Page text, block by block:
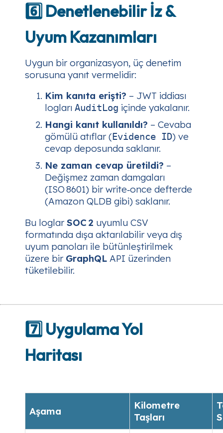
6️⃣ Denetlenebilir İz &
Uyum Kazanımları
Uygun bir organizasyon, üç denetim
sorusuna yanıt vermelidir:
Kim kanıta erişti? – JWT iddiası
logları AuditLog içinde yakalanır.
Hangi kanıt kullanıldı? – Cevaba
gömülü atıflar (Evidence ID) ve
cevap deposunda saklanır.
Ne zaman cevap üretildi? –
Değişmez zaman damgaları
(ISO 8601) bir write‑once defterde
(Amazon QLDB gibi) saklanır.
Bu loglar SOC 2 uyumlu CSV
formatında dışa aktarılabilir veya dış
uyum panoları ile bütünleştirilmek
üzere bir GraphQL API üzerinden
tüketilebilir.
7️⃣ Uygulama Yol
Haritası
Aşama
Kilometre
Taşları